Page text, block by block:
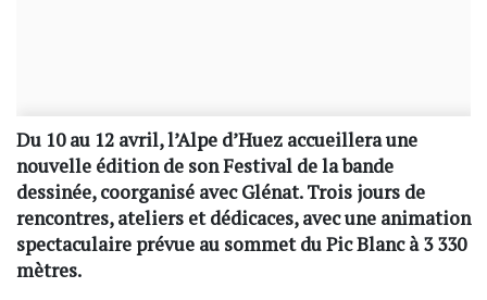
Du 10 au 12 avril, l’Alpe d’Huez accueillera une
nouvelle édition de son Festival de la bande
dessinée, coorganisé avec Glénat. Trois jours de
rencontres, ateliers et dédicaces, avec une animation
spectaculaire prévue au sommet du Pic Blanc à 3 330
mètres.